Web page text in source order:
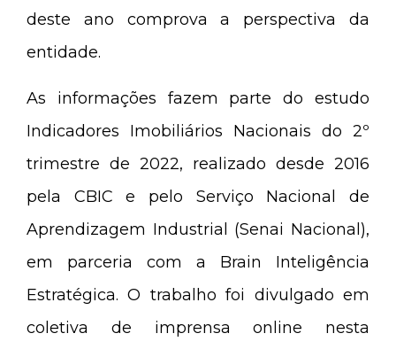
deste ano comprova a perspectiva da
entidade.
As informações fazem parte do estudo
Indicadores Imobiliários Nacionais do 2º
trimestre de 2022, realizado desde 2016
pela CBIC e pelo Serviço Nacional de
Aprendizagem Industrial (Senai Nacional),
em parceria com a Brain Inteligência
Estratégica. O trabalho foi divulgado em
coletiva de imprensa online nesta